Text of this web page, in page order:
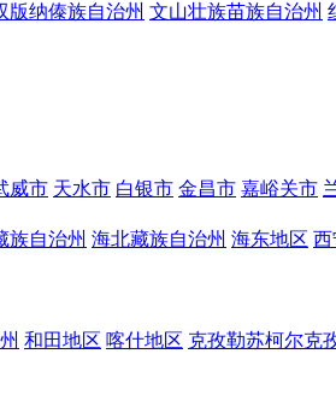
版纳傣族自治州 文山壮族苗族自治州
威市 天水市 白银市 金昌市 嘉峪关市
族自治州 海北藏族自治州 海东地区 西
和田地区 喀什地区 克孜勒苏柯尔克